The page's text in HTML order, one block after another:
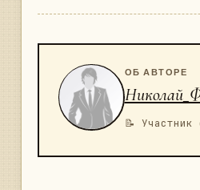
ОБ АВТОРЕ
📝 Участник